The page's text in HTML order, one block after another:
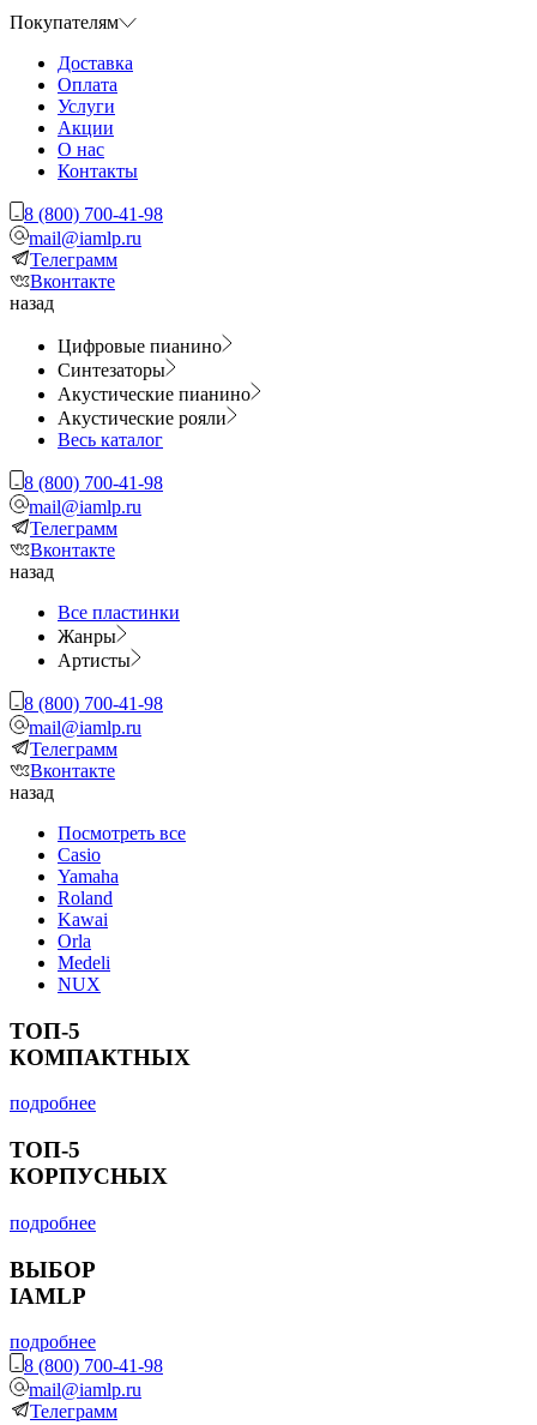
Покупателям
Доставка
Оплата
Услуги
Акции
О нас
Контакты
8 (800) 700-41-98
mail@iamlp.ru
Телеграмм
Вконтакте
назад
Цифровые пианино
Синтезаторы
Акустические пианино
Акустические рояли
Весь каталог
8 (800) 700-41-98
mail@iamlp.ru
Телеграмм
Вконтакте
назад
Все пластинки
Жанры
Артисты
8 (800) 700-41-98
mail@iamlp.ru
Телеграмм
Вконтакте
назад
Посмотреть все
Casio
Yamaha
Roland
Kawai
Orla
Medeli
NUX
ТОП-5
КОМПАКТНЫХ
подробнее
ТОП-5
КОРПУСНЫХ
подробнее
ВЫБОР
IAMLP
подробнее
8 (800) 700-41-98
mail@iamlp.ru
Телеграмм